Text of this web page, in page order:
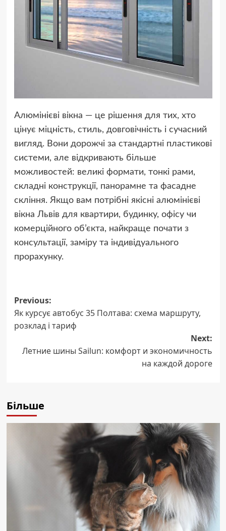
Алюмінієві вікна — це рішення для тих, хто
цінує міцність, стиль, довговічність і сучасний
вигляд. Вони дорожчі за стандартні пластикові
системи, але відкривають більше
можливостей: великі формати, тонкі рами,
складні конструкції, панорамне та фасадне
скління. Якщо вам потрібні якісні алюмінієві
вікна Львів для квартири, будинку, офісу чи
комерційного об’єкта, найкраще почати з
консультації, заміру та індивідуального
прорахунку.
Post
navigation
Previous:
Як курсує автобус 35 Полтава: схема маршруту,
розклад і тариф
Next:
Летние шины Sailun: комфорт и экономичность
на каждой дороге
Більше